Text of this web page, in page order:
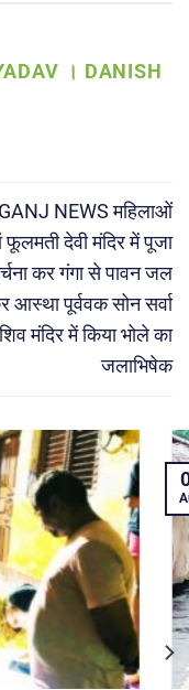
। DANISH
NEWS महिलाओं
फूलमती देवी मंदिर में पूजा
कर गंगा से पावन जल
आस्था पूर्ववक सोन सर्वा
मंदिर में किया भोले का
जलाभिषेक